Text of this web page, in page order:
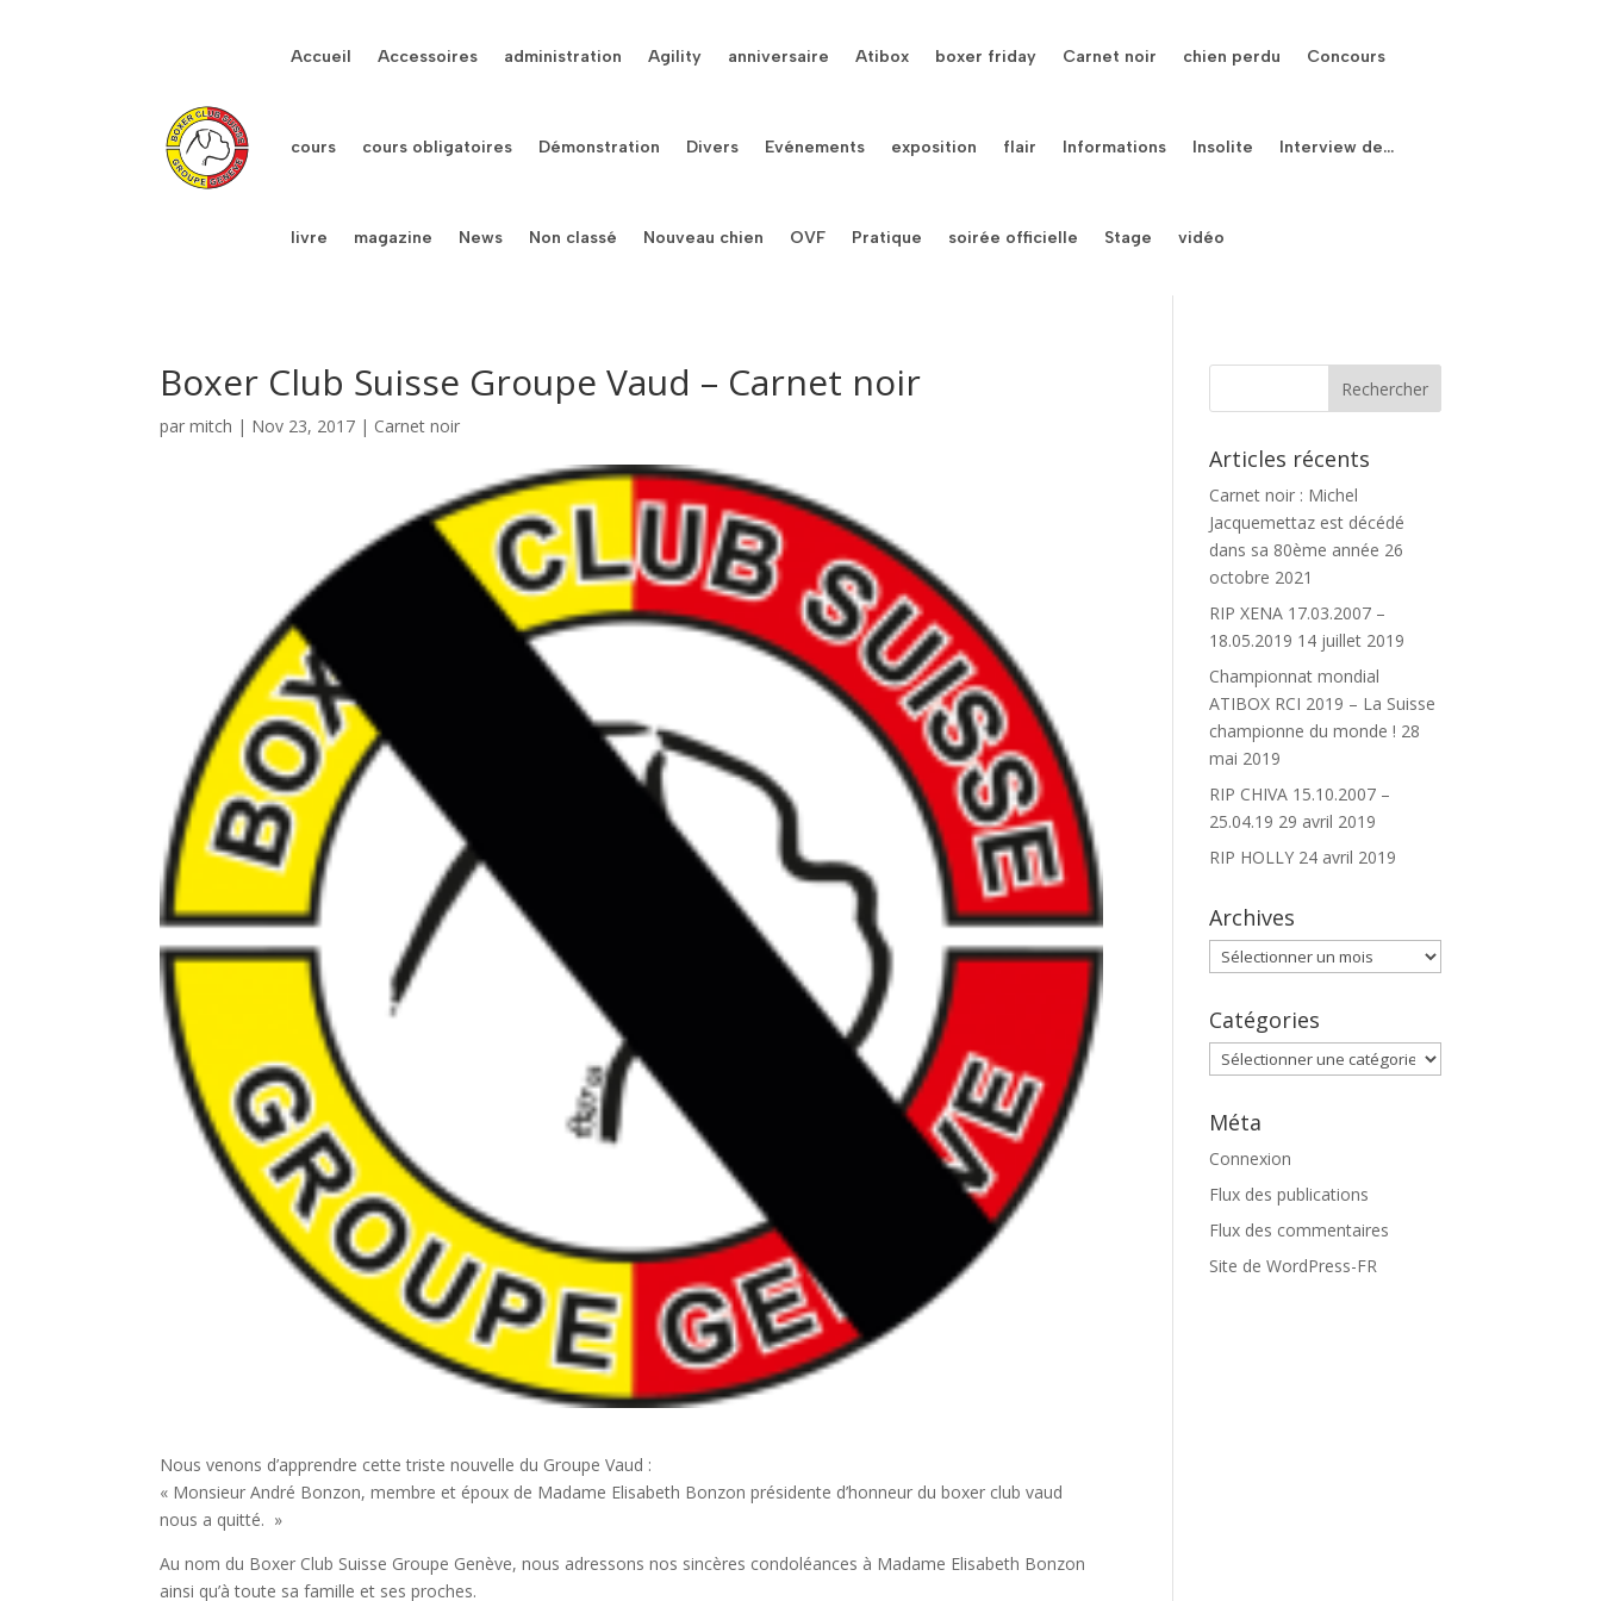
Accueil Accessoires administration Agility anniversaire Atibox boxer friday Carnet noir chien perdu Concours
cours cours obligatoires Démonstration Divers Evénements exposition flair Informations Insolite Interview de…
livre magazine News Non classé Nouveau chien OVF Pratique soirée officielle Stage vidéo
Boxer Club Suisse Groupe Vaud – Carnet noir
parmitch | Nov 23, 2017 | Carnet noir
Nous venons d’apprendre cette triste nouvelle du Groupe Vaud :
« Monsieur André Bonzon, membre et époux de Madame Elisabeth Bonzon présidente d’honneur du boxer club vaud
nous a quitté. »
Au nom du Boxer Club Suisse Groupe Genève, nous adressons nos sincères condoléances à Madame Elisabeth Bonzon
ainsi qu’à toute sa famille et ses proches.
Articles récents
Carnet noir : Michel
Jacquemettaz est décédé
dans sa 80ème année 26
octobre 2021
RIP XENA 17.03.2007 –
18.05.2019 14 juillet 2019
Championnat mondial
ATIBOX RCI 2019 – La Suisse
championne du monde ! 28
mai 2019
RIP CHIVA 15.10.2007 –
25.04.19 29 avril 2019
RIP HOLLY 24 avril 2019
Archives
Archives
Catégories
Catégories
Méta
Connexion
Flux des publications
Flux des commentaires
Site de WordPress-FR